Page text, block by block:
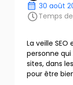
30 août
Temps
La veille
personne
sites, dans
pour être